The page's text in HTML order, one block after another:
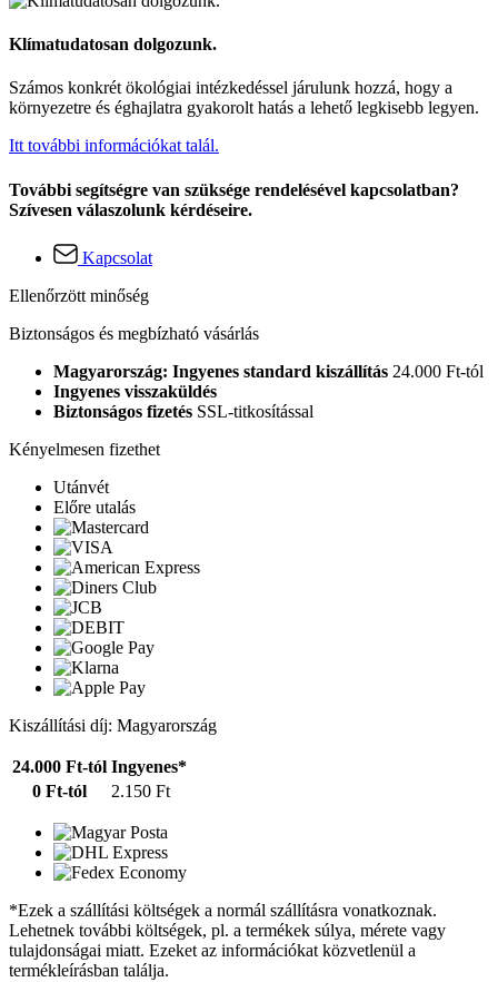
Klímatudatosan dolgozunk.
Számos konkrét ökológiai intézkedéssel járulunk hozzá, hogy a
környezetre és éghajlatra gyakorolt hatás a lehető legkisebb legyen.
Itt további információkat talál.
További segítségre van szüksége rendelésével kapcsolatban?
Szívesen válaszolunk kérdéseire.
Kapcsolat
Ellenőrzött minőség
Biztonságos és megbízható vásárlás
Magyarország: Ingyenes standard kiszállítás 24.000 Ft-tól
Ingyenes visszaküldés
Biztonságos fizetés SSL-titkosítással
Kényelmesen fizethet
Utánvét
Előre utalás
Kiszállítási díj: Magyarország
24.000 Ft-tól Ingyenes*
0 Ft-tól
2.150 Ft
*Ezek a szállítási költségek a normál szállításra vonatkoznak.
Lehetnek további költségek, pl. a termékek súlya, mérete vagy
tulajdonságai miatt. Ezeket az információkat közvetlenül a
termékleírásban találja.